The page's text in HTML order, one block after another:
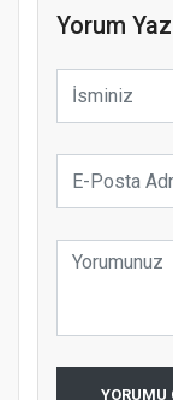
Yorum
YORUMU